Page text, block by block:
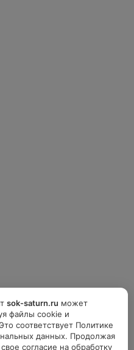
sok-saturn.ru может
файлы cookie и
соответствует Политике
данных. Продолжая
согласие на обработку